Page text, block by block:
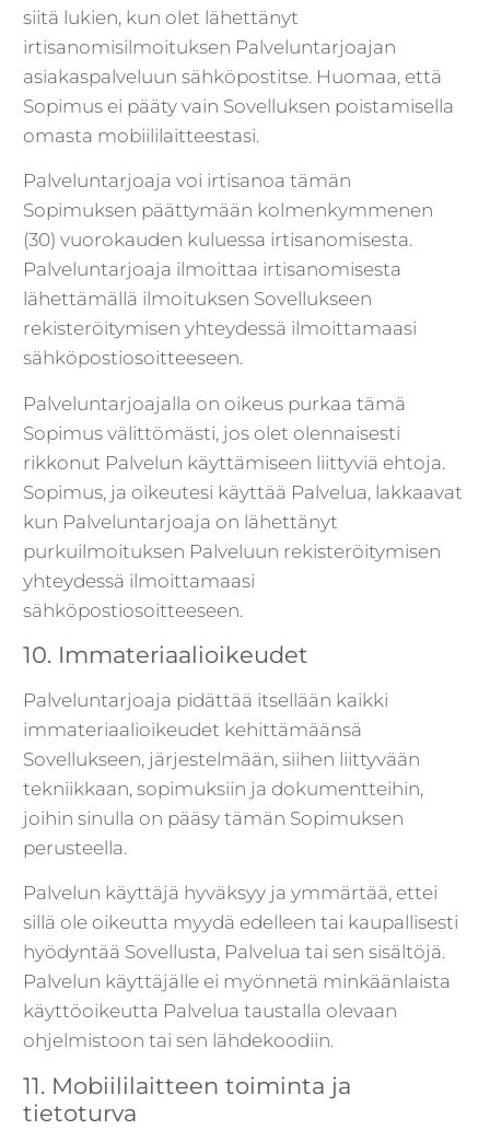
siitä lukien, kun olet lähettänyt
irtisanomisilmoituksen Palveluntarjoajan
asiakaspalveluun sähköpostitse. Huomaa, että
Sopimus ei pääty vain Sovelluksen poistamisella
omasta mobiililaitteestasi.
Palveluntarjoaja voi irtisanoa tämän
Sopimuksen päättymään kolmenkymmenen
(30) vuorokauden kuluessa irtisanomisesta.
Palveluntarjoaja ilmoittaa irtisanomisesta
lähettämällä ilmoituksen Sovellukseen
rekisteröitymisen yhteydessä ilmoittamaasi
sähköpostiosoitteeseen.
Palveluntarjoajalla on oikeus purkaa tämä
Sopimus välittömästi, jos olet olennaisesti
rikkonut Palvelun käyttämiseen liittyviä ehtoja.
Sopimus, ja oikeutesi käyttää Palvelua, lakkaavat
kun Palveluntarjoaja on lähettänyt
purkuilmoituksen Palveluun rekisteröitymisen
yhteydessä ilmoittamaasi
sähköpostiosoitteeseen.
10. Immateriaalioikeudet
Palveluntarjoaja pidättää itsellään kaikki
immateriaalioikeudet kehittämäänsä
Sovellukseen, järjestelmään, siihen liittyvään
tekniikkaan, sopimuksiin ja dokumentteihin,
joihin sinulla on pääsy tämän Sopimuksen
perusteella.
Palvelun käyttäjä hyväksyy ja ymmärtää, ettei
sillä ole oikeutta myydä edelleen tai kaupallisesti
hyödyntää Sovellusta, Palvelua tai sen sisältöjä.
Palvelun käyttäjälle ei myönnetä minkäänlaista
käyttöoikeutta Palvelua taustalla olevaan
ohjelmistoon tai sen lähdekoodiin.
11. Mobiililaitteen toiminta ja
tietoturva